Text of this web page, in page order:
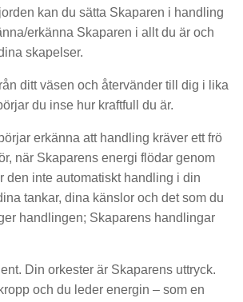
kan du sätta Skaparen i handling
erkänna Skaparen i allt du är och
skapelser.
ditt väsen och återvänder till dig i lika
du inse hur kraftfull du är.
erkänna att handling kräver ett frö
när Skaparens energi flödar genom
den inte automatiskt handling i din
tankar, dina känslor och det som du
handlingen; Skaparens handlingar
Din orkester är Skaparens uttryck.
och du leder energin – som en